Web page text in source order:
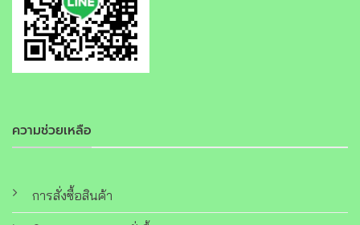
ความช่วยเหลือ
การสั่งซื้อสินค้า